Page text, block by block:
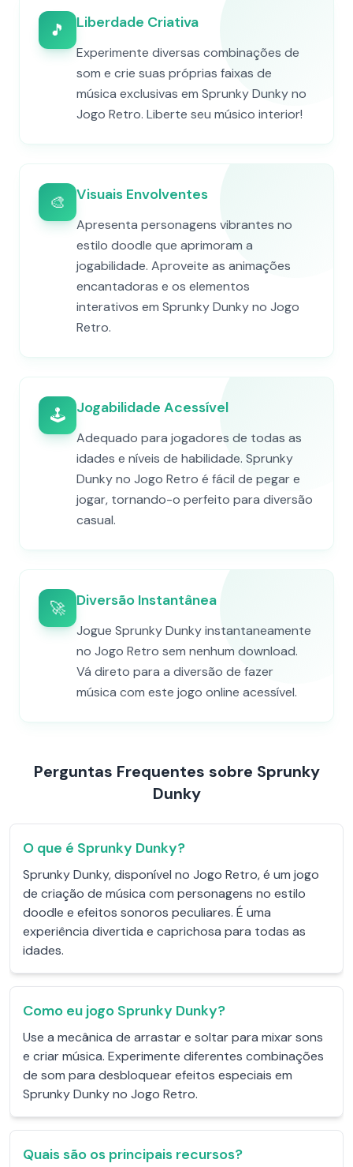
🎵 Liberdade Criativa
Experimente diversas combinações de
som e crie suas próprias faixas de
música exclusivas em Sprunky Dunky no
Jogo Retro. Liberte seu músico interior!
🎨 Visuais Envolventes
Apresenta personagens vibrantes no
estilo doodle que aprimoram a
jogabilidade. Aproveite as animações
encantadoras e os elementos
interativos em Sprunky Dunky no Jogo
Retro.
🕹️ Jogabilidade Acessível
Adequado para jogadores de todas as
idades e níveis de habilidade. Sprunky
Dunky no Jogo Retro é fácil de pegar e
jogar, tornando-o perfeito para diversão
casual.
🚀 Diversão Instantânea
Jogue Sprunky Dunky instantaneamente
no Jogo Retro sem nenhum download.
Vá direto para a diversão de fazer
música com este jogo online acessível.
Perguntas Frequentes sobre Sprunky
Dunky
O que é Sprunky Dunky?
Sprunky Dunky, disponível no Jogo Retro, é um jogo
de criação de música com personagens no estilo
doodle e efeitos sonoros peculiares. É uma
experiência divertida e caprichosa para todas as
idades.
Como eu jogo Sprunky Dunky?
Use a mecânica de arrastar e soltar para mixar sons
e criar música. Experimente diferentes combinações
de som para desbloquear efeitos especiais em
Sprunky Dunky no Jogo Retro.
Quais são os principais recursos?